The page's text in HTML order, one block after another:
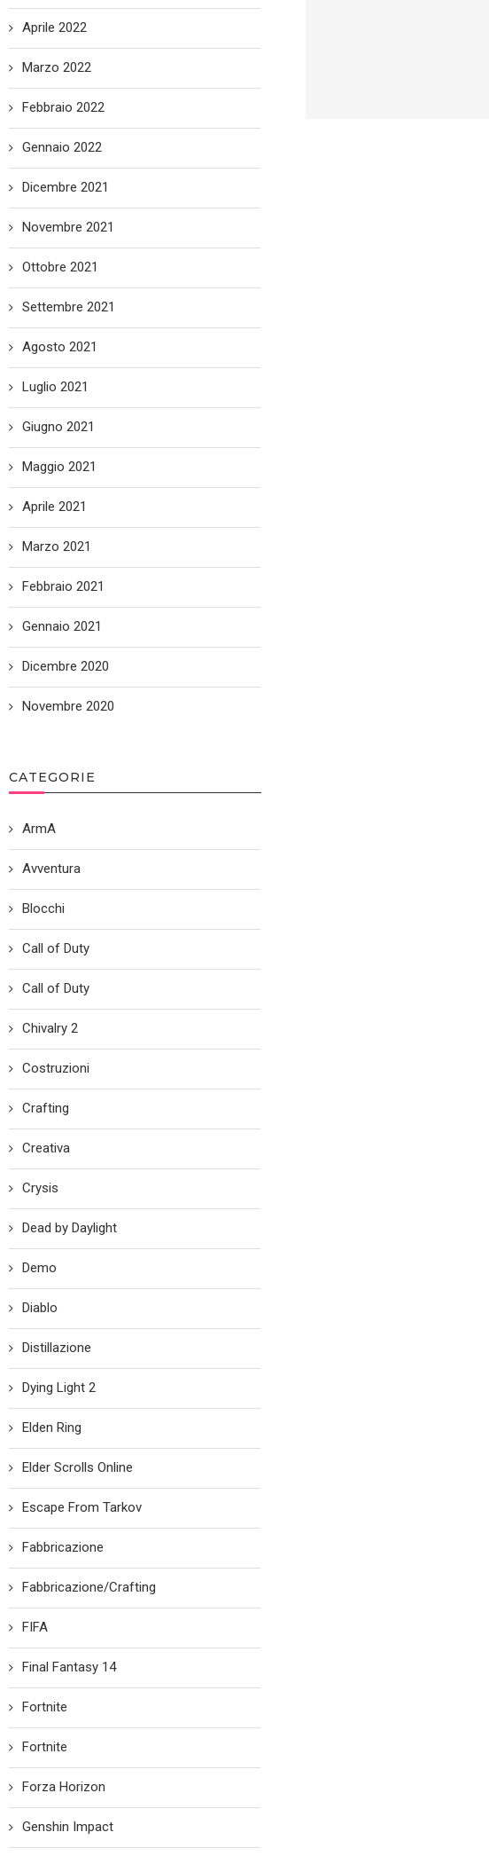
Aprile 2022
Marzo 2022
Febbraio 2022
Gennaio 2022
Dicembre 2021
Novembre 2021
Ottobre 2021
Settembre 2021
Agosto 2021
Luglio 2021
Giugno 2021
Maggio 2021
Aprile 2021
Marzo 2021
Febbraio 2021
Gennaio 2021
Dicembre 2020
Novembre 2020
CATEGORIE
ArmA
Avventura
Blocchi
Call of Duty
Call of Duty
Chivalry 2
Costruzioni
Crafting
Creativa
Crysis
Dead by Daylight
Demo
Diablo
Distillazione
Dying Light 2
Elden Ring
Elder Scrolls Online
Escape From Tarkov
Fabbricazione
Fabbricazione/Crafting
FIFA
Final Fantasy 14
Fortnite
Fortnite
Forza Horizon
Genshin Impact